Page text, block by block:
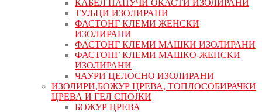
КАБЕЛ ПАПУЧИ ОКАСТИ ИЗОЛИРАНИ
ТУЉЦИ ИЗОЛИРАНИ
ФАСТОНГ КЛЕМИ ЖЕНСКИ
ИЗОЛИРАНИ
ФАСТОНГ КЛЕМИ МАШКИ ИЗОЛИРАНИ
ФАСТОНГ КЛЕМИ МАШКO-ЖЕНСКИ
ИЗОЛИРАНИ
ЧАУРИ ЦЕЛОСНО ИЗОЛИРАНИ
ИЗОЛИРИ,БОЖУР ЦРЕВА, ТОПЛОСОБИРАЧКИ
ЦРЕВА И ГЕЛ СПОЈКИ
БОЖУР ЦРЕВА